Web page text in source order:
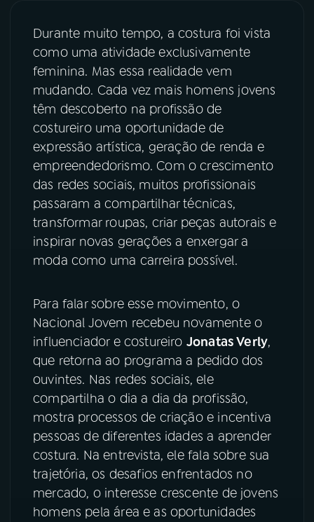
ACOMPANHE A RÁDIO NACIONAL
YouTube Facebook
Instagram X
TikTok
Durante muito tempo, a costura foi vista
como uma atividade exclusivamente
feminina. Mas essa realidade vem
mudando. Cada vez mais homens jovens
têm descoberto na profissão de
costureiro uma oportunidade de
expressão artística, geração de renda e
empreendedorismo. Com o crescimento
das redes sociais, muitos profissionais
passaram a compartilhar técnicas,
transformar roupas, criar peças autorais e
inspirar novas gerações a enxergar a
moda como uma carreira possível.
Para falar sobre esse movimento, o
Nacional Jovem recebeu novamente o
influenciador e costureiro Jonatas Verly,
que retorna ao programa a pedido dos
ouvintes. Nas redes sociais, ele
compartilha o dia a dia da profissão,
mostra processos de criação e incentiva
pessoas de diferentes idades a aprender
costura. Na entrevista, ele fala sobre sua
trajetória, os desafios enfrentados no
mercado, o interesse crescente de jovens
homens pela área e as oportunidades